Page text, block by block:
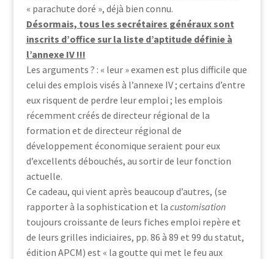
« parachute doré », déjà bien connu.
Désormais, tous les secrétaires généraux sont
inscrits d’office sur la liste d’aptitude définie à
l’annexe IV !!!
Les arguments ? : « leur » examen est plus difficile que
celui des emplois visés à l’annexe IV ; certains d’entre
eux risquent de perdre leur emploi ; les emplois
récemment créés de directeur régional de la
formation et de directeur régional de
développement économique seraient pour eux
d’excellents débouchés, au sortir de leur fonction
actuelle.
Ce cadeau, qui vient après beaucoup d’autres, (se
rapporter à la sophistication et la customisation
toujours croissante de leurs fiches emploi repère et
de leurs grilles indiciaires, pp. 86 à 89 et 99 du statut,
édition APCM) est « la goutte qui met le feu aux